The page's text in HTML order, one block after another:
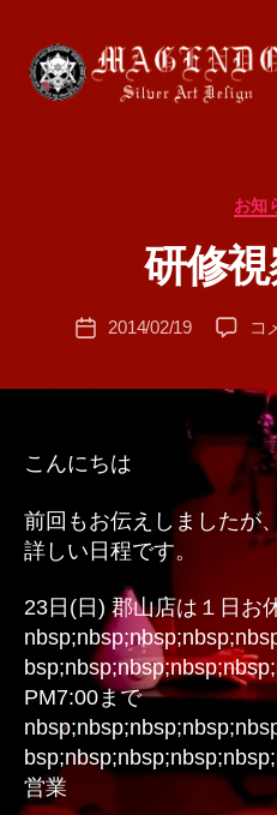
お知
研修
投
2014/02/19
研
察
旅
の
コ
こんにちは
前回もお伝えしましたが
詳しい日程です。
23日(日) 郡山店は１日お
PM7:00まで
営業